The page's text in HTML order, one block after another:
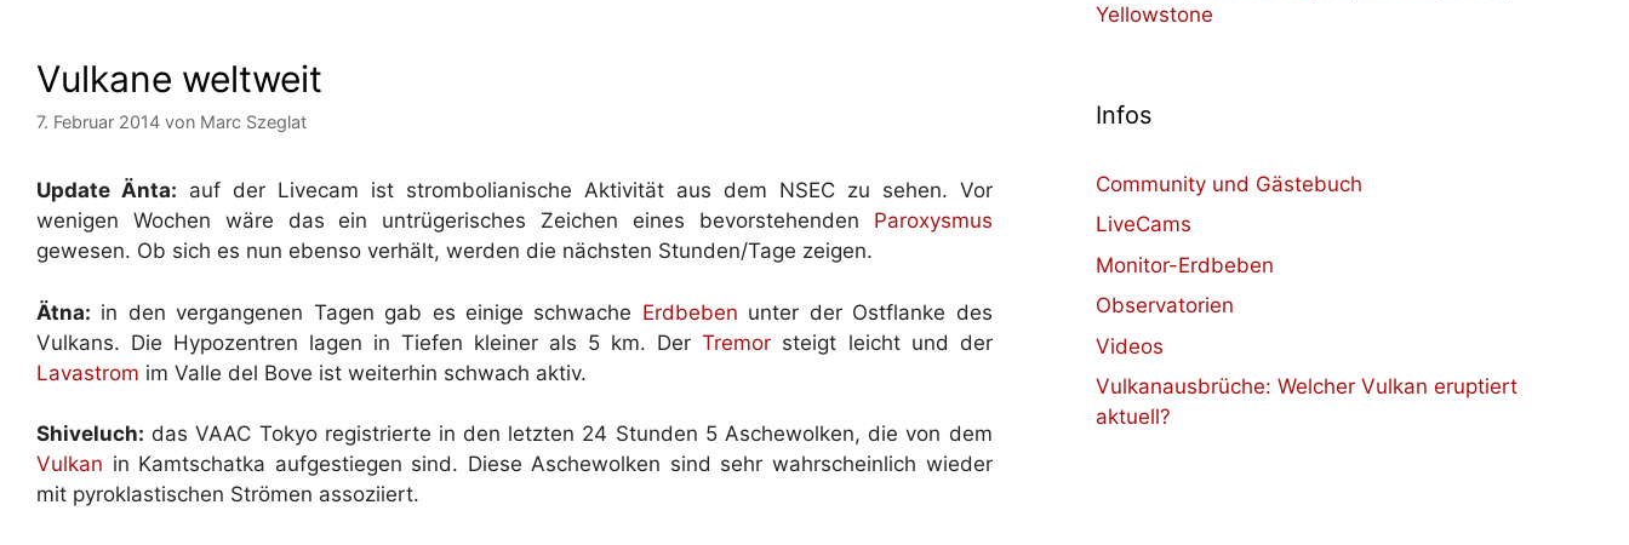
Vulkane weltweit
7. Februar 2014 von Marc Szeglat
Update Änta: auf der Livecam ist strombolianische Aktivität aus dem NSEC zu sehen. Vor
wenigen Wochen wäre das ein untrügerisches Zeichen eines bevorstehenden Paroxysmus
gewesen. Ob sich es nun ebenso verhält, werden die nächsten Stunden/Tage zeigen.
Ätna: in den vergangenen Tagen gab es einige schwache Erdbeben unter der Ostflanke des
Vulkans. Die Hypozentren lagen in Tiefen kleiner als 5 km. DerTremor steigt leicht und der
Lavastrom im Valle del Bove ist weiterhin schwach aktiv.
Shiveluch: das VAAC Tokyo registrierte in den letzten 24 Stunden 5 Aschewolken, die von dem
Vulkan in Kamtschatka aufgestiegen sind. Diese Aschewolken sind sehr wahrscheinlich wieder
mit pyroklastischen Strömen assoziiert.
Yellowstone
Infos
Community und Gästebuch
LiveCams
Monitor-Erdbeben
Observatorien
Videos
Vulkanausbrüche: Welcher Vulkan eruptiert
aktuell?